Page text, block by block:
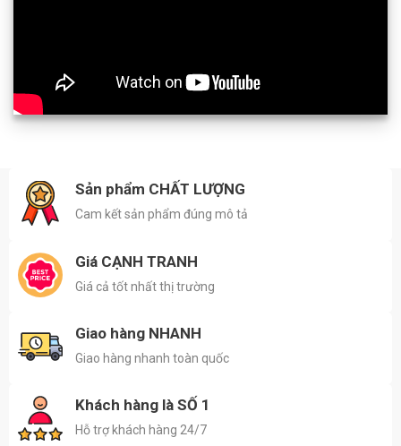
Sản phẩm CHẤT LƯỢNG
Cam kết sản phẩm đúng mô tả
Giá CẠNH TRANH
Giá cả tốt nhất thị trường
Giao hàng NHANH
Giao hàng nhanh toàn quốc
Khách hàng là SỐ 1
Hỗ trợ khách hàng 24/7